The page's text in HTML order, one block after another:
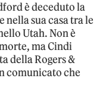
è deceduto la
sua casa tra le
Utah. Non è
ma Cindi
della Rogers &
comunicato che